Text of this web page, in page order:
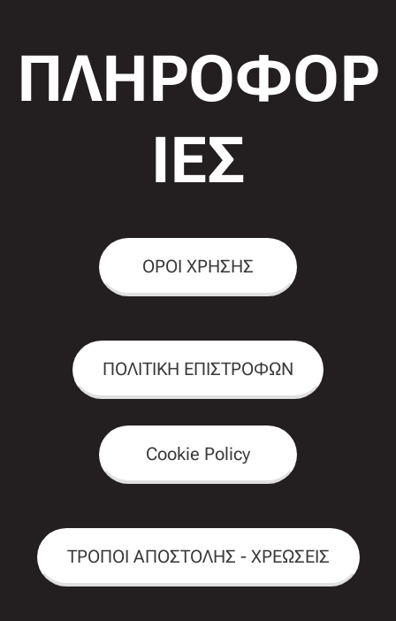
ΠΛΗΡΟΦΟΡ
ΙΕΣ
ΟΡΟΙ ΧΡΗΣΗΣ
ΠΟΛΙΤΙΚΗ ΕΠΙΣΤΡΟΦΩΝ
Cookie Policy
ΤΡΟΠΟΙ ΑΠΟΣΤΟΛΗΣ - ΧΡΕΩΣΕΙΣ